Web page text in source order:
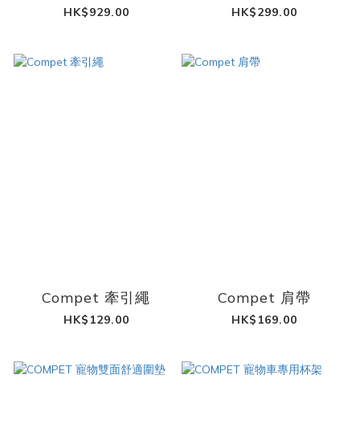
HK$929.00 HK$299.00
Compet 牽引繩
HK$129.00
Compet 肩帶
HK$169.00